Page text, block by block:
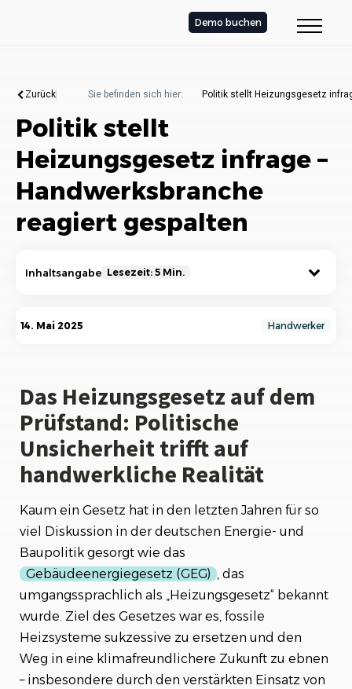
Demo buchen
Zurück Sie befinden sich hier: Politik stellt Heizungsgesetz
Politik stellt
Heizungsgesetz infrage –
Handwerksbranche
reagiert gespalten
Inhaltsangabe Lesezeit: 5 Min.
Das Heizungsgesetz auf dem Prüfstand:
Politische Unsicherheit trifft auf handwerkliche
Der Hintergrund: Was regelt das
Heizungsgesetz eigentlich?
Handwerksbetriebe im Spannungsfeld
zwischen Klimazielen und Praxis
Die Herausforderungen im Überblick:
Gespaltene Reaktionen: Stimmen aus dem
Handwerk
Ein Blick in die Zukunft: Was erwartet das
Handwerk?
14. Mai 2025 Handwerker
Das Heizungsgesetz auf dem
Prüfstand: Politische
Unsicherheit trifft auf
handwerkliche Realität
Kaum ein Gesetz hat in den letzten Jahren für so
viel Diskussion in der deutschen Energie- und
Baupolitik gesorgt wie das
Gebäudeenergiegesetz (GEG) , das
umgangssprachlich als „Heizungsgesetz“ bekannt
wurde. Ziel des Gesetzes war es, fossile
Heizsysteme sukzessive zu ersetzen und den
Weg in eine klimafreundlichere Zukunft zu ebnen
– insbesondere durch den verstärkten Einsatz von